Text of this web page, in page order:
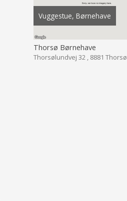
Vuggestue, Børnehave
Thorsø Børnehave
Thorsølundvej 32 , 8881 Thorsø